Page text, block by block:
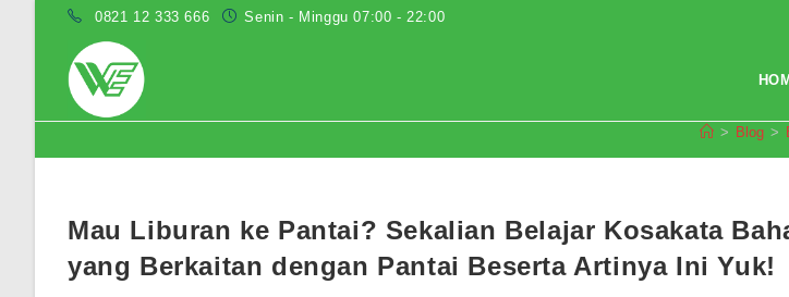
0821 12 333 666 Senin - Minggu 07:00 - 22:00
> Blog >
Mau Liburan ke Pantai? Sekalian Belajar Kosakata
yang Berkaitan dengan Pantai Beserta Artinya Ini Yuk!